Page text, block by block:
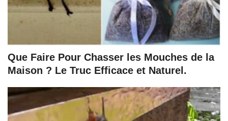
Que Faire Pour Chasser les Mouches de la
Maison ? Le Truc Efficace et Naturel.